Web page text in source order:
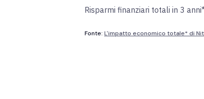
Risparmi finanziari totali in 3
Fonte: L'impatto economico totale* di